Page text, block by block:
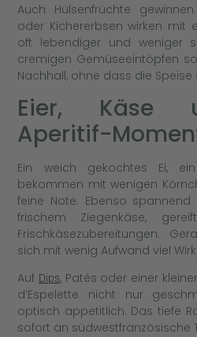
Auch Hülsenfrüchte
oder Kichererbsen wirken mit
oft lebendiger und weniger
cremigen Gemüseeintöpfen
Nachhall, ohne dass die Speise
Eier, Käse
Aperitif-
Ein weich gekochtes Ei,
bekommen mit wenigen
feine Note. Ebenso
frischem Ziegenkäse,
Frischkäsezubereitungen.
sich mit wenig Aufwand viel
Auf Dips, Patés oder einer
d’Espelette nicht nur
optisch appetitlich. Das tiefe
sofort an südwestfranzösische